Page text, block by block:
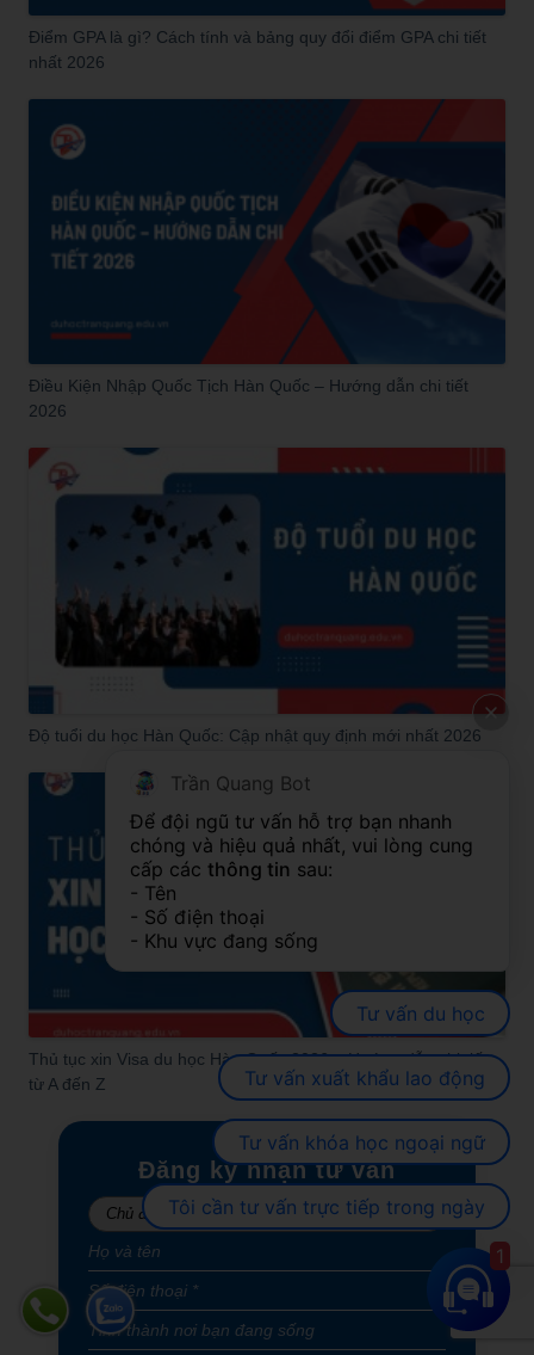
Điểm GPA là gì? Cách tính và bảng quy đổi điểm GPA chi tiết
nhất 2026
Điều Kiện Nhập Quốc Tịch Hàn Quốc – Hướng dẫn chi tiết
2026
Độ tuổi du học Hàn Quốc: Cập nhật quy định mới nhất 2026
Thủ tục xin Visa du học Hàn Quốc 2026 – Hướng dẫn chi tiết
từ A đến Z
Đăng ký nhận tư vấn
Trần Quang Bot
Để đội ngũ tư vấn hỗ trợ bạn nhanh
chóng và hiệu quả nhất, vui lòng cung
cấp các thông tin sau:
- Tên
- Số điện thoại
- Khu vực đang sống
Tư vấn du học
Tư vấn xuất khẩu lao động
Tư vấn khóa học ngoại ngữ
Tôi cần tư vấn trực tiếp trong ngày
1